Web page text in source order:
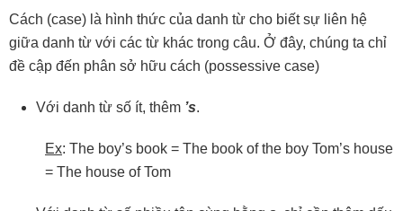
Cách (case) là hình thức của danh từ cho biết sự liên hệ
giữa danh từ với các từ khác trong câu. Ở đây, chúng ta chỉ
đề cập đến phân sở hữu cách (possessive case)
Với danh từ số ít, thêm ’s.
Ex: The boy’s book = The book of the boy Tom’s house
= The house of Tom